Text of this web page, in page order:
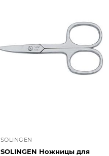
SOLINGEN
SOLINGEN Ножницы для